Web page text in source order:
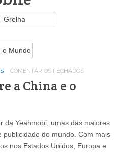
Grelha
COMENTÁRIOS FECHADOS
a China e o
da Yeahmobi, umas das maiores
do mundo. Com mais
nos Estados Unidos, Europa e